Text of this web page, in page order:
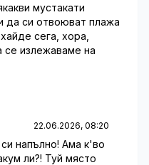
мустакати
да си отвоюват плажа
сега, хора,
излежаваме на
22.06.2026, 08:20
напълно! Ама к'во
ли?! Туй място